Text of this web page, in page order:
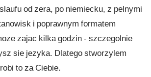
od zera, po niemiecku, z pelnymi
i poprawnym formatem
zajac kilka godzin - szczegolnie
sie jezyka. Dlatego stworzylem
to za Ciebie.